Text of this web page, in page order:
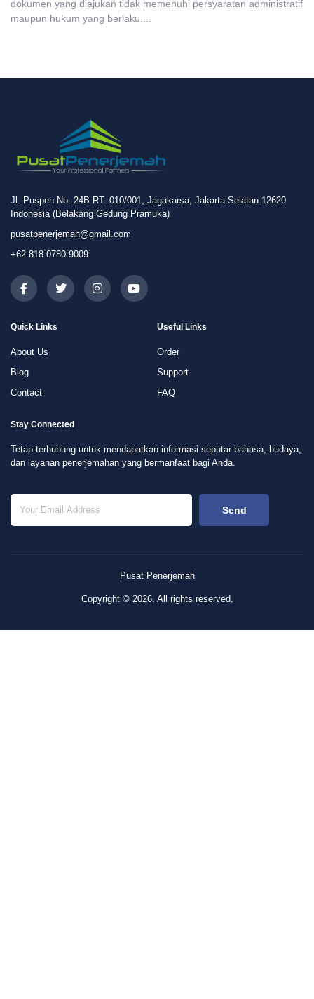
dokumen yang diajukan tidak memenuhi persyaratan administratif
maupun hukum yang berlaku....
Jl. Puspen No. 24B RT. 010/001, Jagakarsa, Jakarta Selatan 12620
Indonesia (Belakang Gedung Pramuka)
pusatpenerjemah@gmail.com
+62 818 0780 9009
Quick Links
About Us
Blog
Contact
Useful Links
Order
Support
FAQ
Stay Connected
Tetap terhubung untuk mendapatkan informasi seputar bahasa, budaya,
dan layanan penerjemahan yang bermanfaat bagi Anda.
Send
Pusat Penerjemah
Copyright © 2026. All rights reserved.